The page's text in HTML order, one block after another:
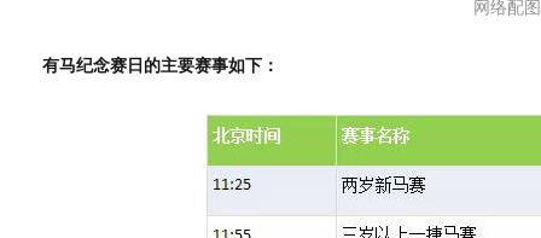
网络配图
有马纪念赛日的主要赛事如下：